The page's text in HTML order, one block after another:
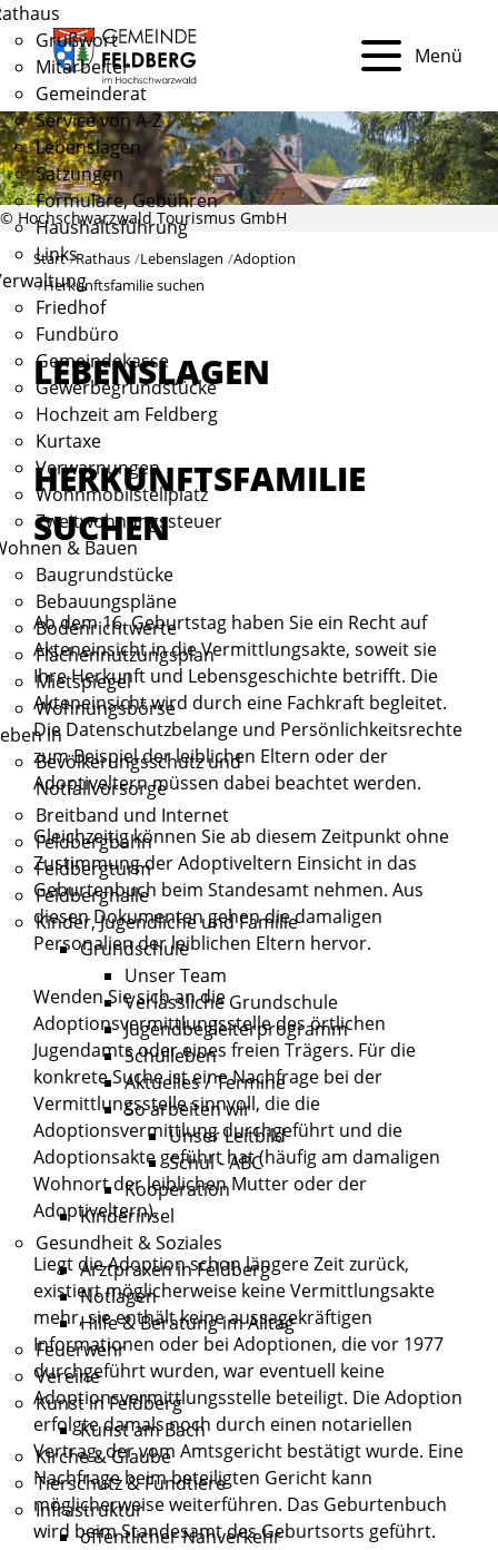
Grußwort
Mitarbeiter
Gemeinderat
Service von A-Z
Lebenslagen
Satzungen
Formulare, Gebühren
Haushaltsführung
Links
Friedhof
Fundbüro
Gemeindekasse
Gewerbegrundstücke
Hochzeit am Feldberg
Kurtaxe
Verwarnungen
Wohnmobilstellplatz
Zweitwohnungssteuer
& Bauen
Baugrundstücke
Bebauungspläne
Bodenrichtwerte
Flächennutzungsplan
Mietspiegel
Wohnungsbörse
in
Bevölkerungsschutz und
Notfallvorsorge
Breitband und Internet
Feldbergbahn
Feldbergturm
Feldberghalle
Kinder, Jugendliche und Familie
Grundschule
Unser Team
Verlässliche Grundschule
Jugendbegleiterprogramm
Schulleben
Aktuelles / Termine
So arbeiten wir
Unser Leitbild
Schul - ABC
Kooperation
Kinderinsel
Gesundheit & Soziales
Arztpraxen in Feldberg
Notlagen
Hilfe & Beratung im Alltag
Feuerwehr
Vereine
Kunst in Feldberg
Kunst am Bach
Kirche & Glaube
Tierschutz & Fundtiere
Infrastruktur
öffentlicher Nahverkehr
Menü
© Hochschwarzwald Tourismus GmbH
Start Rathaus Lebenslagen Adoption
Herkunftsfamilie suchen
LEBENSLAGEN
HERKUNFTSFAMILIE
SUCHEN
Ab dem 16. Geburtstag haben Sie ein Recht auf
Akteneinsicht in die Vermittlungsakte, soweit sie
Ihre Herkunft und Lebensgeschichte betrifft. Die
Akteneinsicht wird durch eine Fachkraft begleitet.
Die Datenschutzbelange und Persönlichkeitsrechte
zum Beispiel der leiblichen Eltern oder der
Adoptiveltern müssen dabei beachtet werden.
Gleichzeitig können Sie ab diesem Zeitpunkt ohne
Zustimmung der Adoptiveltern Einsicht in das
Geburtenbuch beim Standesamt nehmen. Aus
diesen Dokumenten gehen die damaligen
Personalien der leiblichen Eltern hervor.
Wenden Sie sich an die
Adoptionsvermittlungsstelle des örtlichen
Jugendamts oder eines freien Trägers. Für die
konkrete Suche ist eine Nachfrage bei der
Vermittlungsstelle sinnvoll, die die
Adoptionsvermittlung durchgeführt und die
Adoptionsakte geführt hat (häufig am damaligen
Wohnort der leiblichen Mutter oder der
Adoptiveltern).
Liegt die Adoption schon längere Zeit zurück,
existiert möglicherweise keine Vermittlungsakte
mehr, sie enthält keine aussagekräftigen
Informationen oder bei Adoptionen, die vor 1977
durchgeführt wurden, war eventuell keine
Adoptionsvermittlungsstelle beteiligt. Die Adoption
erfolgte damals noch durch einen notariellen
Vertrag, der vom Amtsgericht bestätigt wurde. Eine
Nachfrage beim beteiligten Gericht kann
möglicherweise weiterführen. Das Geburtenbuch
wird beim Standesamt des Geburtsorts geführt.